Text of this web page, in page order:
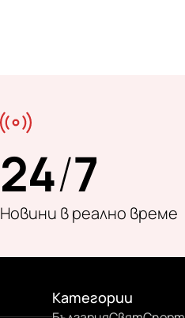
24/7
Новини в реално време
Категории